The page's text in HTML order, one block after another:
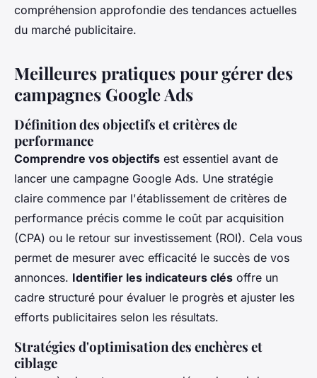
compréhension approfondie des tendances actuelles
du marché publicitaire.
Meilleures pratiques pour gérer des
campagnes Google Ads
Définition des objectifs et critères de
performance
Comprendre vos objectifs est essentiel avant de
lancer une campagne Google Ads. Une stratégie
claire commence par l'établissement de critères de
performance précis comme le coût par acquisition
(CPA) ou le retour sur investissement (ROI). Cela vous
permet de mesurer avec efficacité le succès de vos
annonces. Identifier les indicateurs clés offre un
cadre structuré pour évaluer le progrès et ajuster les
efforts publicitaires selon les résultats.
Stratégies d'optimisation des enchères et
ciblage